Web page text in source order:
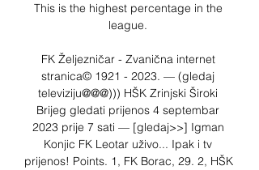
This is the highest percentage in the
league.
FK Željezničar - Zvanična internet
stranica© 1921 - 2023. — (gledaj
televiziju@@@))) HŠK Zrinjski Široki
Brijeg gledati prijenos 4 septembar
2023 prije 7 sati — [gledaj>>] Igman
Konjic FK Leotar uživo... Ipak i tv
prijenos! Points. 1, FK Borac, 29. 2, HŠK